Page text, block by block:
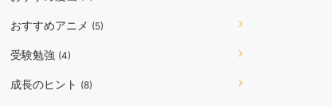
おすすめアニメ (5)
受験勉強 (4)
成長のヒント (8)